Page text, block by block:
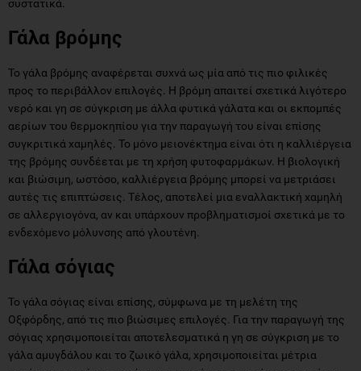
προς το περιβάλλον επιλογές. Η βρόμη απαιτεί σχετικά λιγότερο
αερίων του θερμοκηπίου για την παραγωγή του είναι επίσης
συγκριτικά χαμηλές. Το μόνο μειονέκτημα είναι ότι η καλλιέργεια
της βρόμης συνδέεται με τη χρήση φυτοφαρμάκων. Η βιολογική
και βιώσιμη, ωστόσο, καλλιέργεια βρόμης μπορεί να μετριάσει
αυτές τις επιπτώσεις. Τέλος, αποτελεί μια εναλλακτική χαμηλή
σε αλλεργιογόνα, αν και υπάρχουν προβληματισμοί σχετικά με το
ενδεχόμενο μόλυνσης από γλουτένη.
Γάλα σόγιας
Οξφόρδης, από τις πιο βιώσιμες επιλογές. Για την παραγωγή της
γάλα αμυγδάλου και το ζωικό γάλα, χρησιμοποιείται μέτρια
ποσότητα νερού και παράγονται μικρότερες ποσότητες αερίων
του θερμοκηπίου από τα ζωικά γάλατα αλλά ενδεχομένως
υψηλότερες από το γάλα βρόμης.